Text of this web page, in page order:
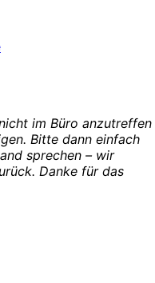
im Büro anzutreffen
Bitte dann einfach
sprechen – wir
Danke für das